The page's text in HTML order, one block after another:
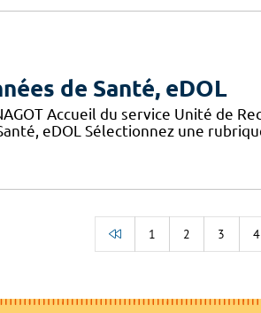
de Santé, eDOL
Accueil du service Unité de
eDOL Sélectionnez une
1 2 3 4